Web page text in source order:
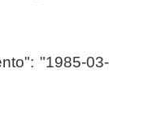
"1985-03-